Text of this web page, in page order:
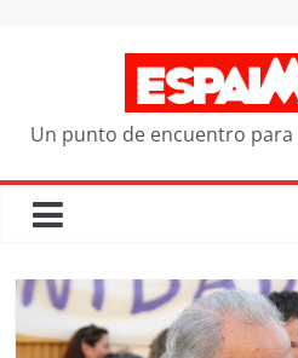
Un punto de encuentro